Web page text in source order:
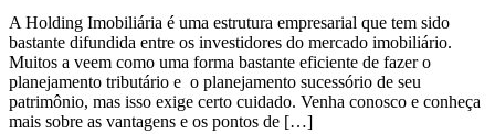
A Holding Imobiliária é uma estrutura empresarial que tem sido
bastante difundida entre os investidores do mercado imobiliário.
Muitos a veem como uma forma bastante eficiente de fazer o
planejamento tributário e o planejamento sucessório de seu
patrimônio, mas isso exige certo cuidado. Venha conosco e conheça
mais sobre as vantagens e os pontos de […]